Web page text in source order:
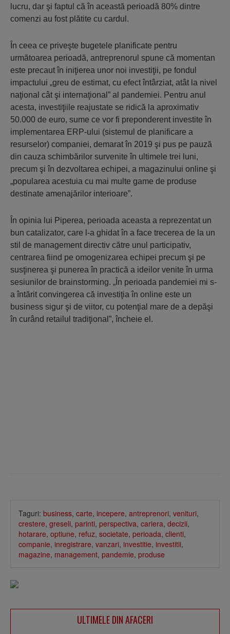
lucru, dar şi faptul că în această perioadă 80% dintre
comenzi au fost plătite cu cardul.
În ceea ce priveşte bugetele planificate pentru
următoarea perioadă, antreprenorul spune că momentan
este precaut în iniţierea unor noi investiţii, pe fondul
impactului „greu de estimat, cu efect întârziat, atât la nivel
naţional cât şi internaţional” al pandemiei. Pentru anul
acesta, investiţiile reajustate se ridică la aproximativ
50.000 de euro, sume ce vor fi preponderent investite în
implementarea ERP-ului (sistemul de planificare a
resurselor) companiei, demarat în 2019 şi pus pe pauză
din cauza schimbărilor survenite în ultimele trei luni,
precum şi în dezvoltarea echipei, a magazinului online şi
„popularea acestuia cu mai multe game de produse
destinate amenajărilor interioare”.
În opinia lui Piperea, perioada aceasta a reprezentat un
bun catalizator, care l-a ghidat în a face trecerea de la un
stil de management directiv către unul participativ,
centrarea fiind pe omogenizarea echipei precum şi pe
susţinerea şi punerea în practică a ideilor venite în urma
sesiunilor de brainstorming. „În perioada pandemiei mi s-
a întărit convingerea că investiţia în online este un
business sigur şi de viitor, cu potenţial mare de a depăşi
în curând retailul tradiţional”, încheie el.
Taguri: business, carte, incepere, antreprenori, venituri,
crestere, greseli, parinti, perspectiva, cariera, decizii,
hotarare, optiune, refuz, societate, perioada, clienti,
companie, inregistrare, vanzari, investitie, investitii,
magazine, management, pandemie, produse
ULTIMELE DIN AFACERI